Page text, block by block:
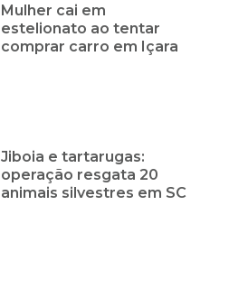
Mulher cai em
estelionato ao tentar
comprar carro em Içara
Jiboia e tartarugas:
operação resgata 20
animais silvestres em SC